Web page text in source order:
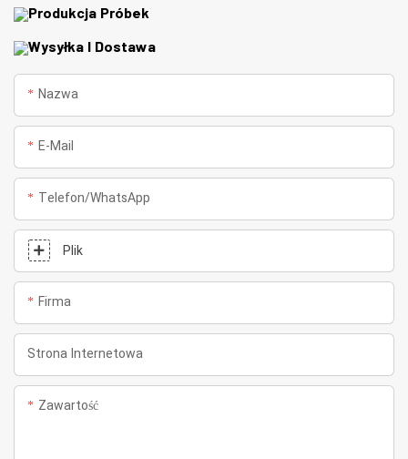
Produkcja Próbek
Wysyłka I Dostawa
Nazwa
E-Mail
Telefon/WhatsApp
Plik
Firma
Strona Internetowa
Zawartość